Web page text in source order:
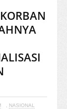
, NASIONAL